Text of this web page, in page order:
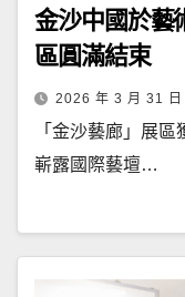
金沙中國於
區圓滿結束
2026 年 3 月 31 日
「金沙藝廊」展
嶄露國際藝壇…